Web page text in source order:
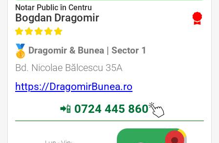
Notar Public în Centru
Bogdan Dragomir
Dragomir & Bunea | Sector 1
Bd. Nicolae Bălcescu 35A
https://DragomirBunea.ro
📲 0724 445 860